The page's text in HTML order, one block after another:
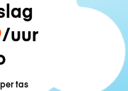
/uur
tas